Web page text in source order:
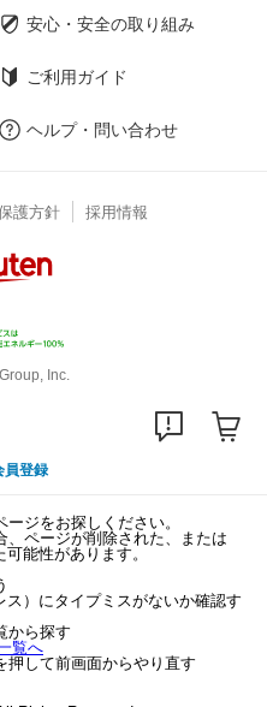
安心・安全の取り組み
ご利用ガイド
ヘルプ・問い合わせ
護方針 採用情報
Inc.
員登録
ジをお探しください。
ページが削除された、または
能性があります。
ス）にタイプミスがないか確認す
から探す
覧へ
押して前画面からやり直す